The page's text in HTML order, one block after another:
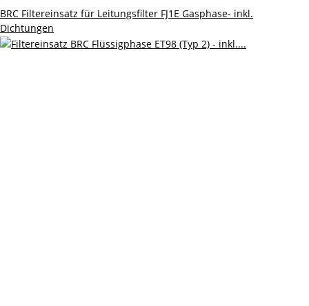
BRC Filtereinsatz für Leitungsfilter FJ1E Gasphase- inkl.
Dichtungen